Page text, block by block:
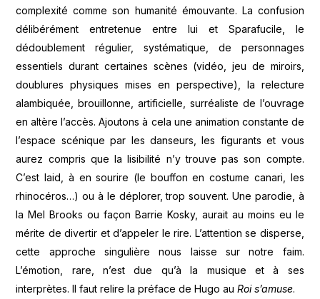
complexité comme son humanité émouvante. La confusion
délibérément entretenue entre lui et Sparafucile, le
dédoublement régulier, systématique, de personnages
essentiels durant certaines scènes (vidéo, jeu de miroirs,
doublures physiques mises en perspective), la relecture
alambiquée, brouillonne, artificielle, surréaliste de l’ouvrage
en altère l’accès. Ajoutons à cela une animation constante de
l’espace scénique par les danseurs, les figurants et vous
aurez compris que la lisibilité n’y trouve pas son compte.
C’est laid, à en sourire (le bouffon en costume canari, les
rhinocéros…) ou à le déplorer, trop souvent. Une parodie, à
la Mel Brooks ou façon Barrie Kosky, aurait au moins eu le
mérite de divertir et d’appeler le rire. L’attention se disperse,
cette approche singulière nous laisse sur notre faim.
L’émotion, rare, n’est due qu’à la musique et à ses
interprètes. Il faut relire la préface de Hugo au Roi s’amuse.